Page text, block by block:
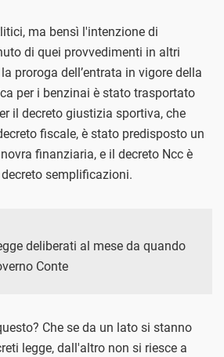
ma bensì l'intenzione di
di quei provvedimenti in altri
proroga dell’entrata in vigore della
per i benzinai è stato trasportato
il decreto giustizia sportiva, che
fiscale, è stato predisposto un
finanziaria, e il decreto Ncc è
semplificazioni.
deliberati al mese da quando
Conte
Che se da un lato si stanno
legge, dall'altro non si riesce a